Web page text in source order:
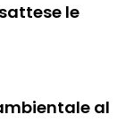
le
al